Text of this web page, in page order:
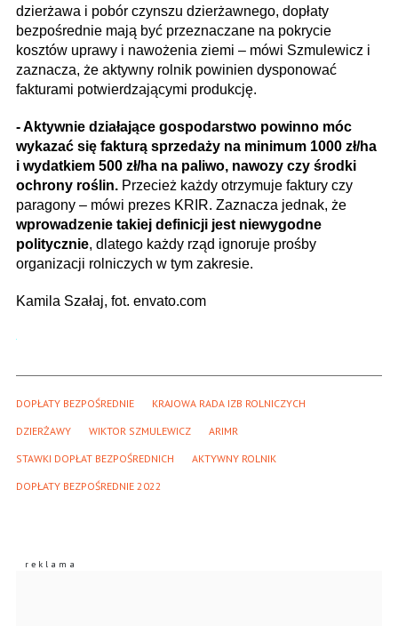
dzierżawa i pobór czynszu dzierżawnego, dopłaty
bezpośrednie mają być przeznaczane na pokrycie
kosztów uprawy i nawożenia ziemi – mówi Szmulewicz i
zaznacza, że aktywny rolnik powinien dysponować
fakturami potwierdzającymi produkcję.
- Aktywnie działające gospodarstwo powinno móc
wykazać się fakturą sprzedaży na minimum 1000 zł/ha
i wydatkiem 500 zł/ha na paliwo, nawozy czy środki
ochrony roślin. Przecież każdy otrzymuje faktury czy
paragony – mówi prezes KRIR. Zaznacza jednak, że
wprowadzenie takiej definicji jest niewygodne
politycznie, dlatego każdy rząd ignoruje prośby
organizacji rolniczych w tym zakresie.
Kamila Szałaj, fot. envato.com
DOPŁATY BEZPOŚREDNIE KRAJOWA RADA IZB ROLNICZYCH
DZIERŻAWY WIKTOR SZMULEWICZ ARIMR
STAWKI DOPŁAT BEZPOŚREDNICH AKTYWNY ROLNIK
DOPŁATY BEZPOŚREDNIE 2022